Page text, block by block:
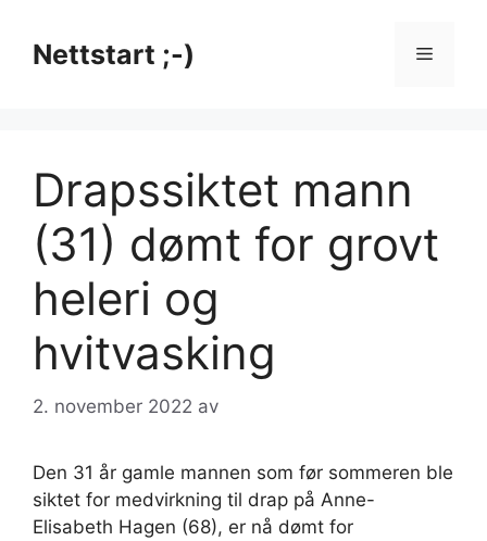
innholdNettstart ;-) Meny
Drapssiktet mann
(31) dømt for grovt
heleri og
hvitvasking
2. november 2022 av
Den 31 år gamle mannen som før sommeren ble
siktet for medvirkning til drap på Anne-
Elisabeth Hagen (68), er nå dømt for